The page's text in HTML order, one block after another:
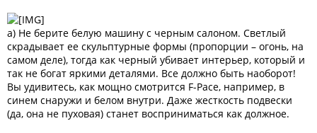
а) Не берите белую машину с черным салоном. Светлый
скрадывает ее скульптурные формы (пропорции – огонь, на
самом деле), тогда как черный убивает интерьер, который и
так не богат яркими деталями. Все должно быть наоборот!
Вы удивитесь, как мощно смотрится F-Pace, например, в
синем снаружи и белом внутри. Даже жесткость подвески
(да, она не пуховая) станет восприниматься как должное.